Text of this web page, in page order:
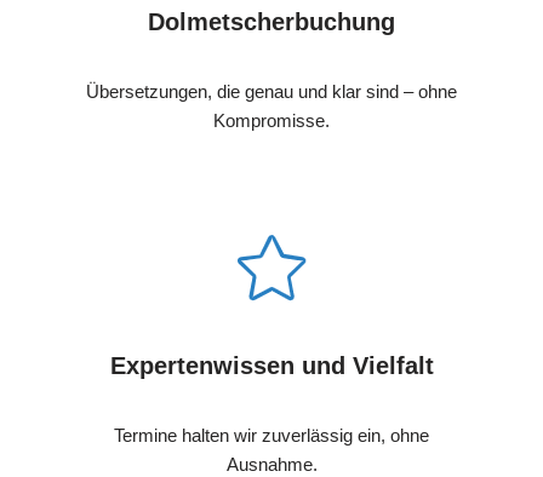
Dolmetscherbuchung
Übersetzungen, die genau und klar sind – ohne
Kompromisse.
Expertenwissen und Vielfalt
Termine halten wir zuverlässig ein, ohne
Ausnahme.